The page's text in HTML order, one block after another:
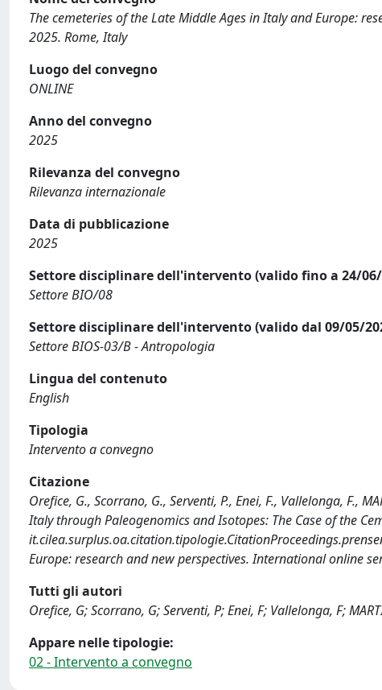
The cemeteries of the Late Middle Ages in Italy and Europe:
2025. Rome, Italy
Luogo del convegno
ONLINE
Anno del convegno
2025
Rilevanza del convegno
Rilevanza internazionale
Data di pubblicazione
2025
Settore disciplinare dell'intervento (valido fino a 24/06/
Settore BIO/08
Settore disciplinare dell'intervento (valido dal 09/05/
Settore BIOS-03/B - Antropologia
Lingua del contenuto
English
Tipologia
Intervento a convegno
Citazione
Orefice, G., Scorrano, G., Serventi, P., Enei, F., Vallelonga, F.,
Italy through Paleogenomics and Isotopes: The Case of the
Europe: research and new perspectives. International online
Tutti gli autori
Orefice, G; Scorrano, G; Serventi, P; Enei, F; Vallelonga, F;
Appare nelle tipologie:
02 - Intervento a convegno